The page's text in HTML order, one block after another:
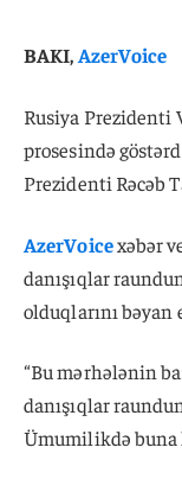
BAKI,AzerVoice
Rusiya Prezidenti
prosesində
Prezidenti Rəcəb
AzerVoicexəbər
danışıqlar
olduqlarını bəyan
“Bu mərhələnin
danışıqlar
Ümumilikdə buna